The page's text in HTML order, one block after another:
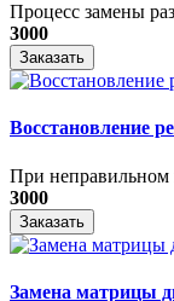
Процесс замены
3000
Заказать
Восстановление
При неправильном
3000
Заказать
Замена матрицы